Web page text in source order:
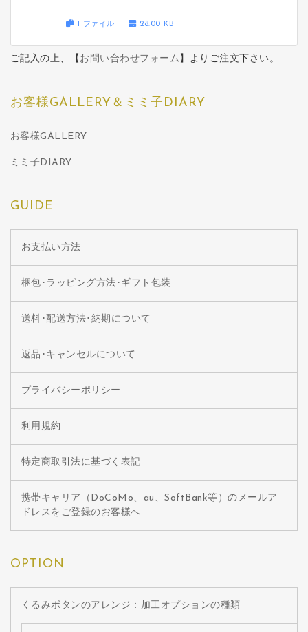
1 ファイル 28.00 KB
ご記入の上、【 お問い合わせフォーム 】よりご注文下さい。
お客様GALLERY＆ミミ子DIARY
お客様GALLERY
ミミ子DIARY
GUIDE
お支払い方法
梱包･ラッピング方法･ギフト包装
送料･配送方法･納期について
返品･キャンセルについて
プライバシーポリシー
利用規約
特定商取引法に基づく表記
携帯キャリア（DoCoMo、au、SoftBank等）のメールア
ドレスをご登録のお客様へ
OPTION
くるみボタンのアレンジ：加工オプションの種類